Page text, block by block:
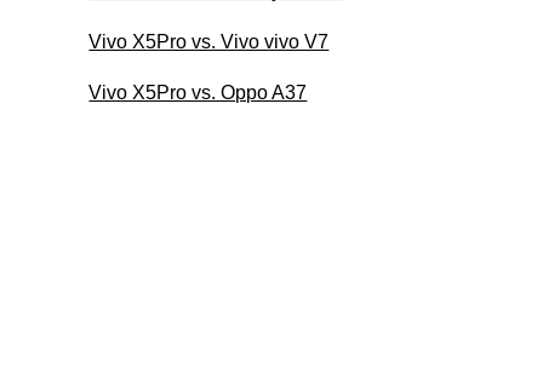
Vivo X5Pro vs. Vivo vivo V7
Vivo X5Pro vs. Oppo A37